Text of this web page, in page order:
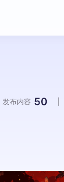
发布内容 50